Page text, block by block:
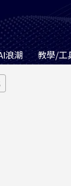
浪潮 教學/工